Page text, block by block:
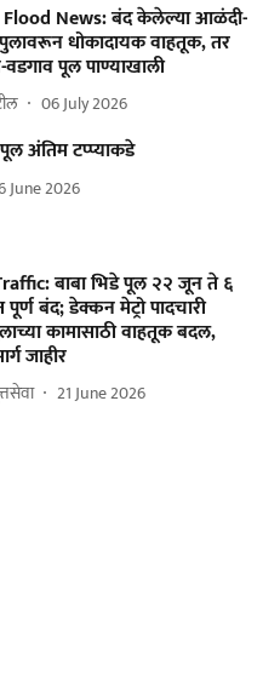
News: बंद केलेल्या आळंदी-
धोकादायक वाहतूक, तर
वडगाव पूल पाण्याखाली
06 July 2026
अंतिम टप्प्याकडे
June 2026
बाबा भिडे पूल २२ जून ते ६
बंद; डेक्कन मेट्रो पादचारी
कामासाठी वाहतूक बदल,
जाहीर
21 June 2026